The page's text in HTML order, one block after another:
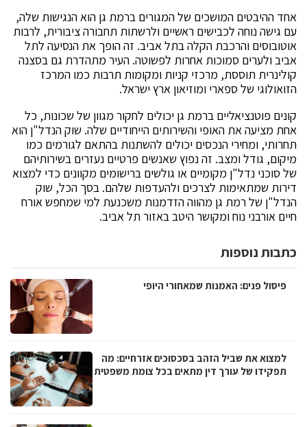
אחד ההיבטים המושכים של המגורים ברמת גן הוא הנגישות שלה,
עם גישה נוחה לכבישים ראשיים ולרשתות תחבורה ציבורית, לרבות
אוטובוסים והרכבת הקלה בתל אביב. זה הופך את הנסיעה לתל
אביב ולערים סמוכות אחרות לפשוטה. העיר מתהדרת גם בסצנה
קולינרית תוססת, מרכזי קניות ומקומות תרבות כמו המרכז
הזואולוגי של ספארי ומוזיאון ארץ ישראל.
קונים פוטנציאליים ברמת גן יכולים לחקור מגוון של שכונות, כל
אחת מציעה את האופי והשירותים הייחודיים שלה. שוק הנדל"ן הוא
תחרותי, ומחירי הנכסים יכולים להשתנות בהתאם לגורמים כמו
מיקום, גודל ומצב. זה נפוץ שאנשים פרטיים נעזרים בשירותיהם
של סוכני נדל"ן מקומיים או גולשים ברישומים מקוונים כדי למצוא
דירות שמתאימות לצרכים ולהעדפות שלהם. בסך הכל, שוק
הנדל"ן של רמת גן מהווה הזדמנות משכנעת למי שמחפש אורח
חיים אורבני נוח ומקושר היטב באזור תל אביב.
כתבות נוספות
פיסול פנים: האמנות שמאחורי היופי
למצוא את שביל הזהב בסכסוכים אזרחיים: מה
תפקידו של עורך דין מתאים בכל צומת משפטית